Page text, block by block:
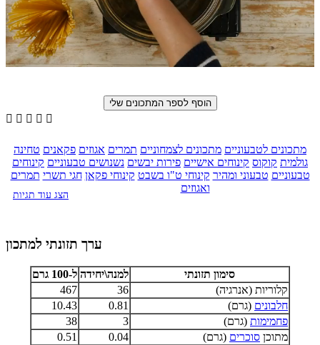
    
מתכונים לטבעוניים מתכונים לצמחוניים תמרים אגוזים פקאנים טחינה
גולמית קוקוס קינוחים אישיים פירות יבשים נשנושים טבעוניים קינוחים
טבעוניים טבעוני ומהיר קינוחי ט"ו בשבט קינוחי פקאן חגי תשרי תמרים
ואגוזים
הצג עוד תגיות
ערך תזונתי למתכון
סימון תזונתי למנה\יחידה ל-100 גרם
קלוריות (אנרגיה)
36
467
חלבונים (גרם) 0.81
10.43
פחמימות (גרם) 3
38
מתוכן סוכרים (גרם) 0.04
0.51